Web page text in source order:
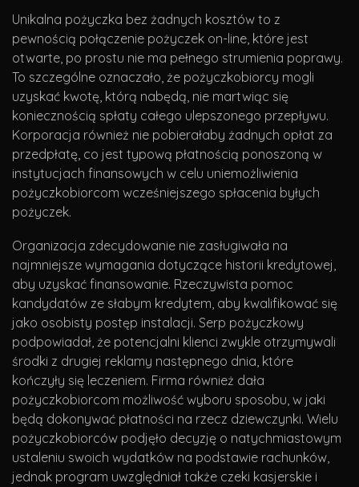
Unikalna pożyczka bez żadnych kosztów to z
pewnością połączenie pożyczek on-line, które jest
otwarte, po prostu nie ma pełnego strumienia poprawy.
To szczególne oznaczało, że pożyczkobiorcy mogli
uzyskać kwotę, którą nabędą, nie martwiąc się
koniecznością spłaty całego ulepszonego przepływu.
Korporacja również nie pobierałaby żadnych opłat za
przedpłatę, co jest typową płatnością ponoszoną w
instytucjach finansowych w celu uniemożliwienia
pożyczkobiorcom wcześniejszego spłacenia byłych
pożyczek.
Organizacja zdecydowanie nie zasługiwała na
najmniejsze wymagania dotyczące historii kredytowej,
aby uzyskać finansowanie. Rzeczywista pomoc
kandydatów ze słabym kredytem, ​​aby kwalifikować się
jako osobisty postęp instalacji. Serp pożyczkowy
podpowiadał, że potencjalni klienci zwykle otrzymywali
środki z drugiej reklamy następnego dnia, które
kończyły się leczeniem. Firma również dała
pożyczkobiorcom możliwość wyboru sposobu, w jaki
będą dokonywać płatności na rzecz dziewczynki. Wielu
pożyczkobiorców podjęło decyzję o natychmiastowym
ustaleniu swoich wydatków na podstawie rachunków,
jednak program uwzględniał także czeki kasjerskie i